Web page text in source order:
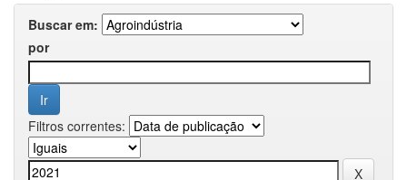
Buscar em:
por
Filtros correntes: